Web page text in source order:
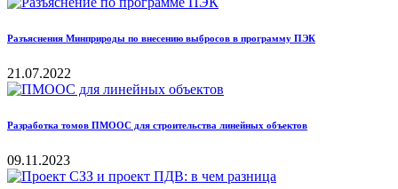
Разъяснения Минприроды по внесению выбросов в программу ПЭК
21.07.2022
Разработка томов ПМООС для строительства линейных объектов
09.11.2023